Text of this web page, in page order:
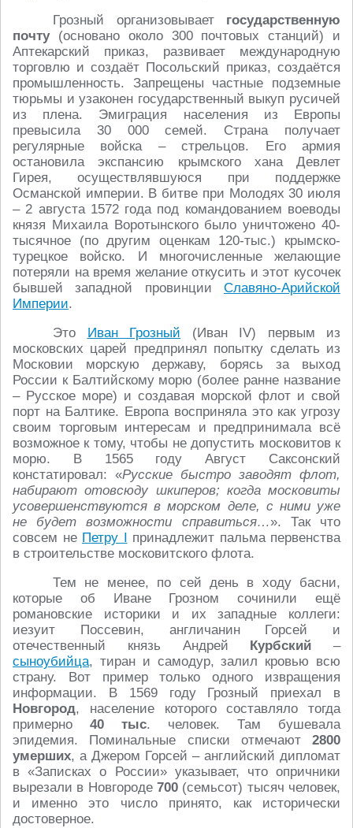
Грозный организовывает государственную
почту(основано около 300 почтовых станций) и
Аптекарский приказ, развивает международную
торговлю и создаёт Посольский приказ, создаётся
промышленность. Запрещены частные подземные
тюрьмы и узаконен государственный выкуп русичей
из плена. Эмиграция населения из Европы
превысила 30 000 семей. Страна получает
регулярные войска – стрельцов. Его армия
остановила экспансию крымского хана Девлет
Гирея, осуществлявшуюся при поддержке
Османской империи. В битве при Молодях 30 июля
– 2 августа 1572 года под командованием воеводы
князя Михаила Воротынского было уничтожено 40-
тысячное (по другим оценкам 120-тыс.) крымско-
турецкое войско. И многочисленные желающие
потеряли на время желание откусить и этот кусочек
бывшей западной провинции Славяно-Арийской
Империи.
Это Иван Грозный (Иван IV) первым из
московских царей предпринял попытку сделать из
Московии морскую державу, борясь за выход
России к Балтийскому морю (более ранне название
– Русское море) и создавая морской флот и свой
порт на Балтике. Европа восприняла это как угрозу
своим торговым интересам и предпринимала всё
возможное к тому, чтобы не допустить московитов к
морю. В 1565 году Август Саксонский
констатировал: «Русские быстро заводят флот,
набирают отовсюду шкиперов; когда московиты
усовершенствуются в морском деле, с ними уже
не будет возможности справиться…». Так что
совсем не Петру I принадлежит пальма первенства
в строительстве московитского флота.
Тем не менее, по сей день в ходу басни,
которые об Иване Грозном сочинили ещё
романовские историки и их западные коллеги:
иезуит Поссевин, англичанин Горсей и
отечественный князь Андрей Курбский –
сыноубийца, тиран и самодур, залил кровью всю
страну. Вот пример только одного извращения
информации. В 1569 году Грозный приехал в
Hовгород, население которого составляло тогда
примерно 40 тыс. человек. Там бушевала
эпидемия. Поминальные списки отмечают 2800
умерших, а Джером Горсей – английский дипломат
в «Записках о России» указывает, что опричники
вырезали в Hовгороде 700 (семьсот) тысяч человек,
и именно это число принято, как исторически
достоверное.